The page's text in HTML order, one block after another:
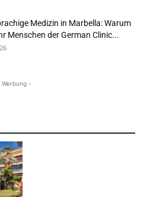
Medizin in Marbella: Warum
Menschen der German Clinic...
Werbung -